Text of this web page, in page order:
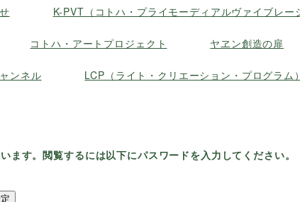
K-PVT（コトハ・プライモーディアルヴァイブレー
コトハ・アートプロジェクト ヤヱン創造の扉
ンネル LCP（ライト・クリエーション・プログラム）
ます。閲覧するには以下にパスワードを入力してください。